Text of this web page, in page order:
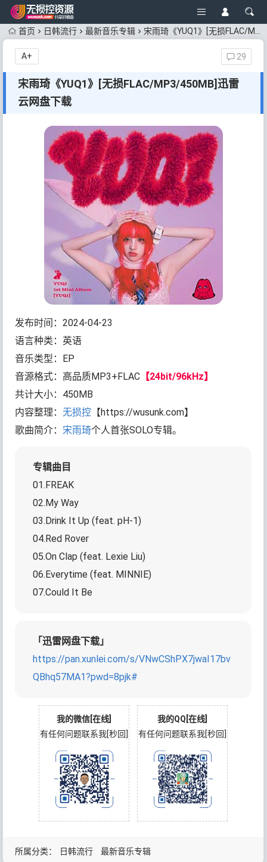
首页 日韩流行 最新音乐专辑 宋雨琦《YUQ1》[无损FLAC/MP3/450MB]迅雷云网盘下载
宋雨琦《YUQ1》[无损FLAC/MP3/450MB]迅雷
云网盘下载
29
A+
所属分类： 日韩流行 最新音乐专辑
发布时间：2024-04-23
语言种类：英语
音乐类型：EP
音源格式：高品质MP3+FLAC 【24bit/96kHz】
共计大小：450MB
内容整理：无损控 【https://wusunk.com】
歌曲简介： 宋雨琦个人首张SOLO专辑。
专辑曲目
01.FREAK
02.My Way
03.Drink It Up (feat. pH-1)
04.Red Rover
05.On Clap (feat. Lexie Liu)
06.Everytime (feat. MINNIE)
07.Could It Be
「迅雷网盘下载」
https://pan.xunlei.com/s/VNwCShPX7jwaI17bv
QBhq57MA1?pwd=8pjk#
我的微信[在线]
有任何问题联系我[秒回]
我的QQ[在线]
有任何问题联系我[秒回]